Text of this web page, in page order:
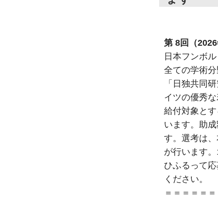
第 8回（
日本フンボ
全ての学術
「日独共同
イツの優秀
給付対象と
います。助
す。選考は
が行います
ひふるって
ください。
＝＝＝＝＝